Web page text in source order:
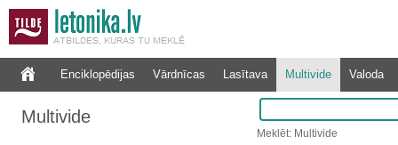
Enciklopēdijas Vārdnīcas Lasītava Multivide Valoda
Multivide
Meklēt: Multivide